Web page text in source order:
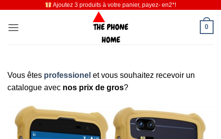
contenu
Ajoutez 3 produits à votre panier, payez- en2*!
0
Vous êtes professionel et vous souhaitez recevoir un
catalogue avec nos prix de gros?